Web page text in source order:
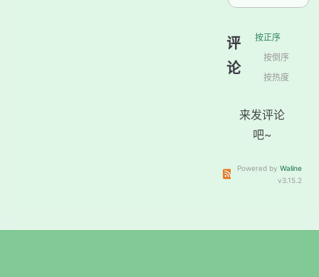
评
论
按正序
按倒序
按热度
来发评论
吧~
订阅本文评论
Powered by Waline
v3.15.2